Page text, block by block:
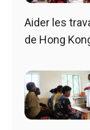
Aider les
de Hong